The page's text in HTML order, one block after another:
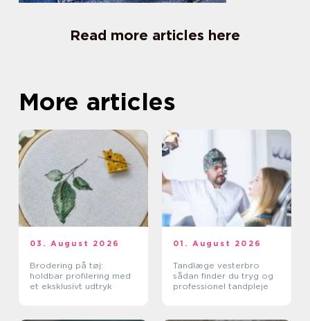
Read more articles here
More articles
03. August 2026
Brodering på tøj:
holdbar profilering med
et eksklusivt udtryk
01. August 2026
Tandlæge vesterbro
sådan finder du tryg og
professionel tandpleje